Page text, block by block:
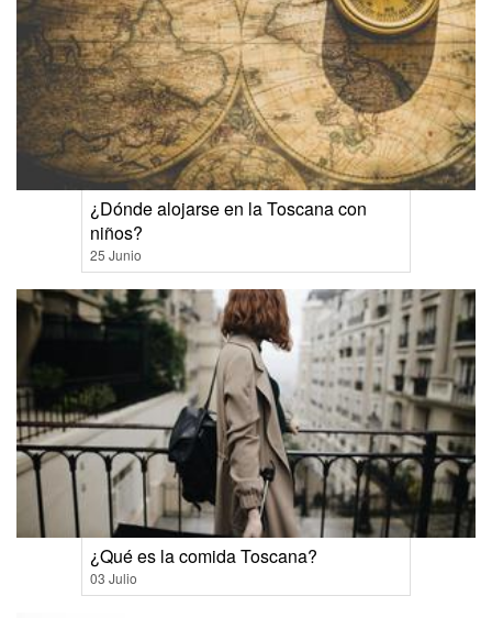
¿Dónde alojarse en la Toscana con
niños?
25 Junio
¿Qué es la comida Toscana?
03 Julio